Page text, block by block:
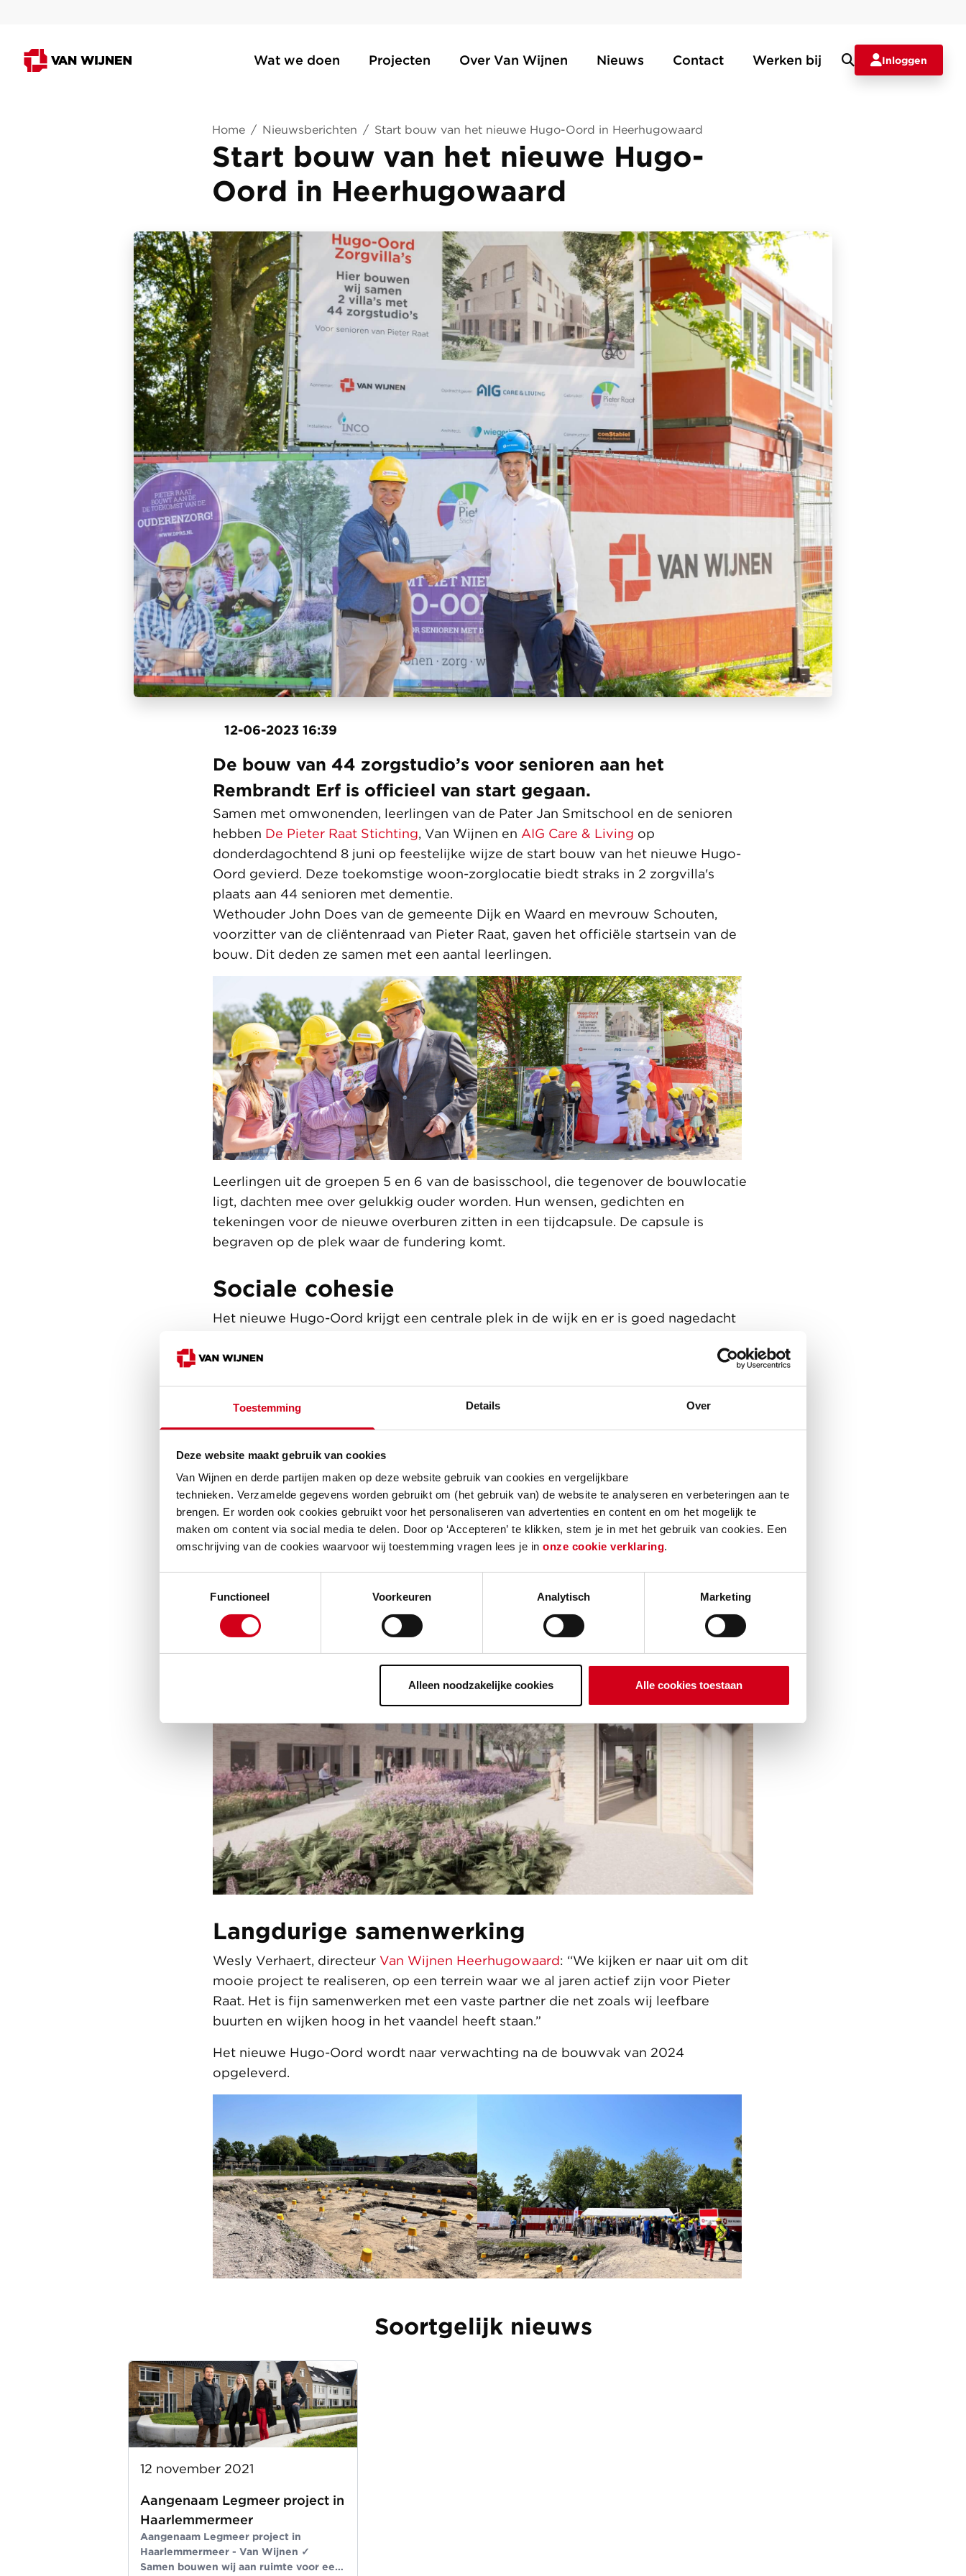
Toestemming Details Over
Deze website maakt gebruik van cookies
Van Wijnen en derde partijen maken op deze website gebruik van cookies en vergelijkbare
technieken. Verzamelde gegevens worden gebruikt om (het gebruik van) de website te analyseren en verbeteringen aan te
brengen. Er worden ook cookies gebruikt voor het personaliseren van advertenties en content en om het mogelijk te
maken om content via social media te delen. Door op ‘Accepteren’ te klikken, stem je in met het gebruik van cookies. Een
omschrijving van de cookies waarvoor wij toestemming vragen lees je in onze cookie verklaring.
Functioneel
Voorkeuren Analytisch Marketing
Alleen noodzakelijke cookies Alle cookies toestaan
Wat we doen Projecten Over Van Wijnen Nieuws Contact Werken bij Inloggen
Home / Nieuwsberichten / Start bouw van het nieuwe Hugo-Oord in Heerhugowaard
Start bouw van het nieuwe Hugo-
Oord in Heerhugowaard
12-06-2023 16:39
De bouw van 44 zorgstudio’s voor senioren aan het
Rembrandt Erf is officieel van start gegaan.
Samen met omwonenden, leerlingen van de Pater Jan Smitschool en de senioren
hebben De Pieter Raat Stichting, Van Wijnen en AIG Care & Living op
donderdagochtend 8 juni op feestelijke wijze de start bouw van het nieuwe Hugo-
Oord gevierd. Deze toekomstige woon-zorglocatie biedt straks in 2 zorgvilla's
plaats aan 44 senioren met dementie.
Wethouder John Does van de gemeente Dijk en Waard en mevrouw Schouten,
voorzitter van de cliëntenraad van Pieter Raat, gaven het officiële startsein van de
bouw. Dit deden ze samen met een aantal leerlingen.
Leerlingen uit de groepen 5 en 6 van de basisschool, die tegenover de bouwlocatie
ligt, dachten mee over gelukkig ouder worden. Hun wensen, gedichten en
tekeningen voor de nieuwe overburen zitten in een tijdcapsule. De capsule is
begraven op de plek waar de fundering komt.
Sociale cohesie
Het nieuwe Hugo-Oord krijgt een centrale plek in de wijk en er is goed nagedacht
gewoond en boven wordt geslapen. Contact met de buurt wordt gestimuleerd,
binnentuin om te wandelen en te verblijven.
Paul Jeroen Verkade, zorgmanager bij Pieter Raat en kwartiermaker van Hugo-Oord
licht toe. "Sociale inclusie en gelukkig ouder worden voorop staan en onlosmakelijk
met elkaar zijn verbonden. Blijven meedoen, erbij horen, gezien en gehoord
worden. Dat is ook wat mensen met dementie willen."
Langdurige samenwerking
Wesly Verhaert, directeur Van Wijnen Heerhugowaard: ‘‘We kijken er naar uit om dit
mooie project te realiseren, op een terrein waar we al jaren actief zijn voor Pieter
Raat. Het is fijn samenwerken met een vaste partner die net zoals wij leefbare
buurten en wijken hoog in het vaandel heeft staan.”
Het nieuwe Hugo-Oord wordt naar verwachting na de bouwvak van 2024
opgeleverd.
Soortgelijk nieuws
12 november 2021
Aangenaam Legmeer project in
Haarlemmermeer
Aangenaam Legmeer project in
Haarlemmermeer - Van Wijnen ✓
Samen bouwen wij aan ruimte voor een